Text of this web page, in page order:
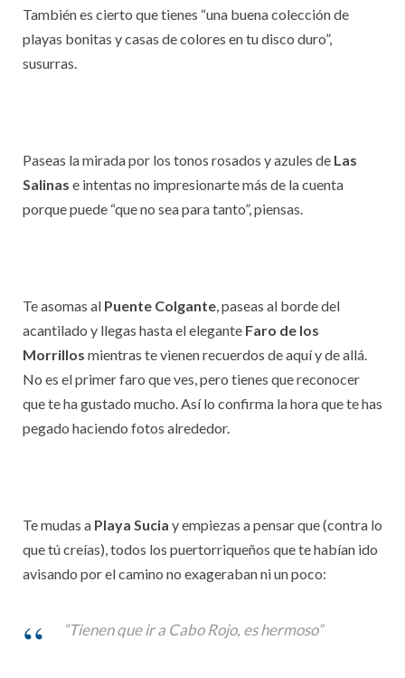
También es cierto que tienes “una buena colección de
playas bonitas y casas de colores en tu disco duro”,
susurras.
Paseas la mirada por los tonos rosados y azules de Las
Salinas e intentas no impresionarte más de la cuenta
porque puede “que no sea para tanto”, piensas.
Te asomas al Puente Colgante, paseas al borde del
acantilado y llegas hasta el elegante Faro de los
Morrillos mientras te vienen recuerdos de aquí y de allá.
No es el primer faro que ves, pero tienes que reconocer
que te ha gustado mucho. Así lo confirma la hora que te has
pegado haciendo fotos alrededor.
Te mudas a Playa Sucia y empiezas a pensar que (contra lo
que tú creías), todos los puertorriqueños que te habían ido
avisando por el camino no exageraban ni un poco:
“Tienen que ir a Cabo Rojo, es hermoso”